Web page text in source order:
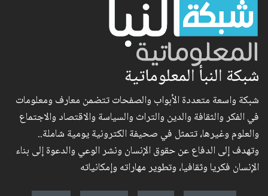
شبكة النبأ المعلوماتية
شبكة واسعة متعددة الأبواب والصفحات تتضمن معارف ومعلومات
في الفكر والثقافة والدين والتراث والسياسة والاقتصاد والاجتماع
والعلوم وغيرها، تتمثل في صحيفة الكترونية يومية شاملة..
وتهدف إلى الدفاع عن حقوق الإنسان ونشر الوعي والدعوة إلى بناء
الإنسان فكريا وثقافيا، وتطوير مهاراته وإمكانياته